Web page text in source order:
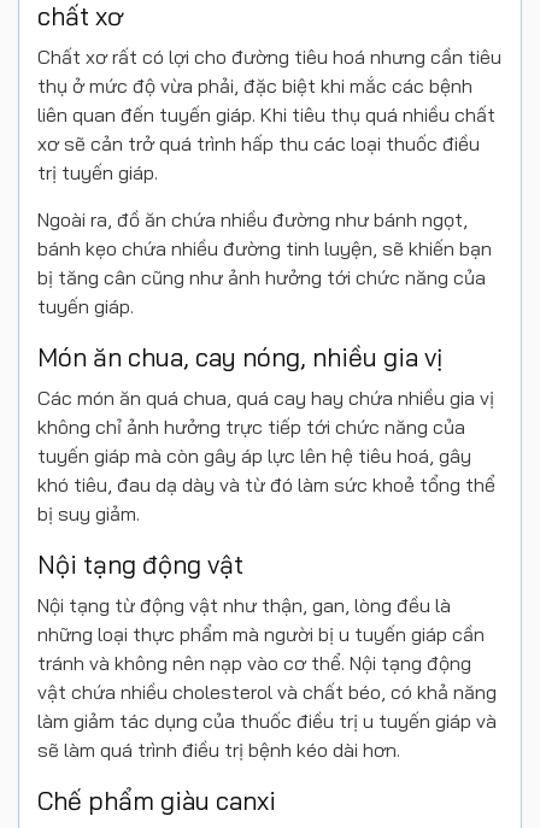
chất xơ
Chất xơ rất có lợi cho đường tiêu hoá nhưng cần tiêu
thụ ở mức độ vừa phải, đặc biệt khi mắc các bệnh
liên quan đến tuyến giáp. Khi tiêu thụ quá nhiều chất
xơ sẽ cản trở quá trình hấp thu các loại thuốc điều
trị tuyến giáp.
Ngoài ra, đồ ăn chứa nhiều đường như bánh ngọt,
bánh kẹo chứa nhiều đường tinh luyện, sẽ khiến bạn
bị tăng cân cũng như ảnh hưởng tới chức năng của
tuyến giáp.
Món ăn chua, cay nóng, nhiều gia vị
Các món ăn quá chua, quá cay hay chứa nhiều gia vị
không chỉ ảnh hưởng trực tiếp tới chức năng của
tuyến giáp mà còn gây áp lực lên hệ tiêu hoá, gây
khó tiêu, đau dạ dày và từ đó làm sức khoẻ tổng thể
bị suy giảm.
Nội tạng động vật
Nội tạng từ động vật như thận, gan, lòng đều là
những loại thực phẩm mà người bị u tuyến giáp cần
tránh và không nên nạp vào cơ thể. Nội tạng động
vật chứa nhiều cholesterol và chất béo, có khả năng
làm giảm tác dụng của thuốc điều trị u tuyến giáp và
sẽ làm quá trình điều trị bệnh kéo dài hơn.
Chế phẩm giàu canxi